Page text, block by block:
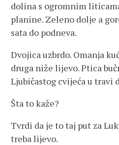
dolina s ogromnim
planine. Zeleno dolje a
sata do podneva.
Dvojica uzbrdo. Omanja
druga niže lijevo. Ptica
Ljubičastog cvijeća u travi
Šta to kaže?
Tvrdi da je to taj put za
treba lijevo.